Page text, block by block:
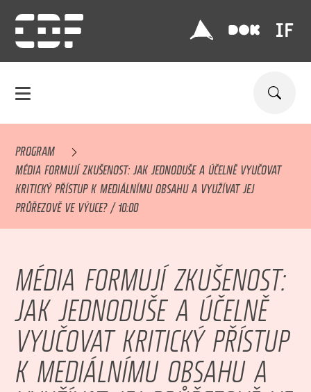
PROGRAM
MÉDIA FORMUJÍ ZKUŠENOST: JAK JEDNODUŠE A ÚČELNĚ VYUČOVAT
KRITICKÝ PŘÍSTUP K MEDIÁLNÍMU OBSAHU A VYUŽÍVAT JEJ
PRŮŘEZOVĚ VE VÝUCE? / 10:00
MÉDIA FORMUJÍ ZKUŠENOST:
JAK JEDNODUŠE A ÚČELNĚ
VYUČOVAT KRITICKÝ PŘÍSTUP
K MEDIÁLNÍMU OBSAHU A